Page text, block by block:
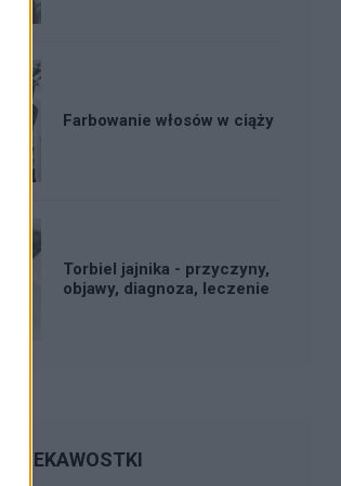
Farbowanie włosów w ciąży
Torbiel jajnika - przyczyny,
objawy, diagnoza, leczenie
CIEKAWOSTKI